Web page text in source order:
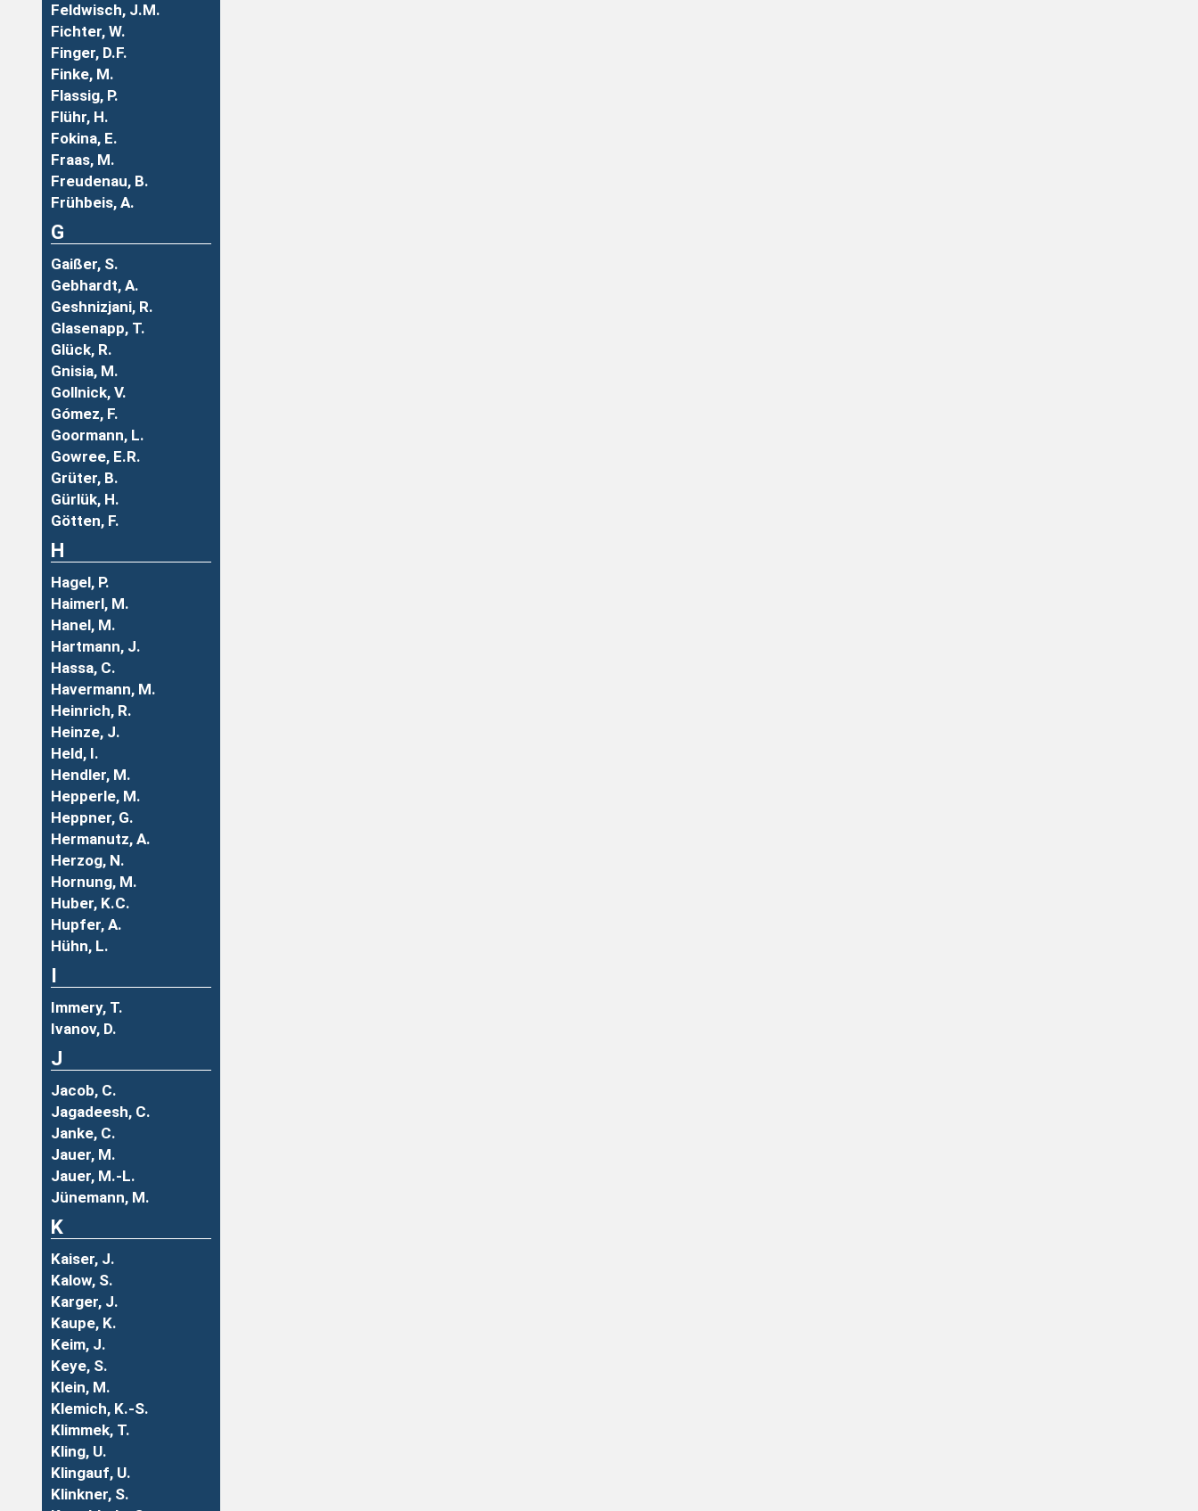
Feldwisch, J.M.
Fichter, W.
Finger, D.F.
Finke, M.
Flassig, P.
Flühr, H.
Fokina, E.
Fraas, M.
Freudenau, B.
Frühbeis, A.
G
Gaißer, S.
Gebhardt, A.
Geshnizjani, R.
Glasenapp, T.
Glück, R.
Gnisia, M.
Gollnick, V.
Gómez, F.
Goormann, L.
Gowree, E.R.
Grüter, B.
Gürlük, H.
Götten, F.
H
Hagel, P.
Haimerl, M.
Hanel, M.
Hartmann, J.
Hassa, C.
Havermann, M.
Heinrich, R.
Heinze, J.
Held, I.
Hendler, M.
Hepperle, M.
Heppner, G.
Hermanutz, A.
Herzog, N.
Hornung, M.
Huber, K.C.
Hupfer, A.
Hühn, L.
I
Immery, T.
Ivanov, D.
J
Jacob, C.
Jagadeesh, C.
Janke, C.
Jauer, M.
Jauer, M.-L.
Jünemann, M.
K
Kaiser, J.
Kalow, S.
Karger, J.
Kaupe, K.
Keim, J.
Keye, S.
Klein, M.
Klemich, K.-S.
Klimmek, T.
Kling, U.
Klingauf, U.
Klinkner, S.